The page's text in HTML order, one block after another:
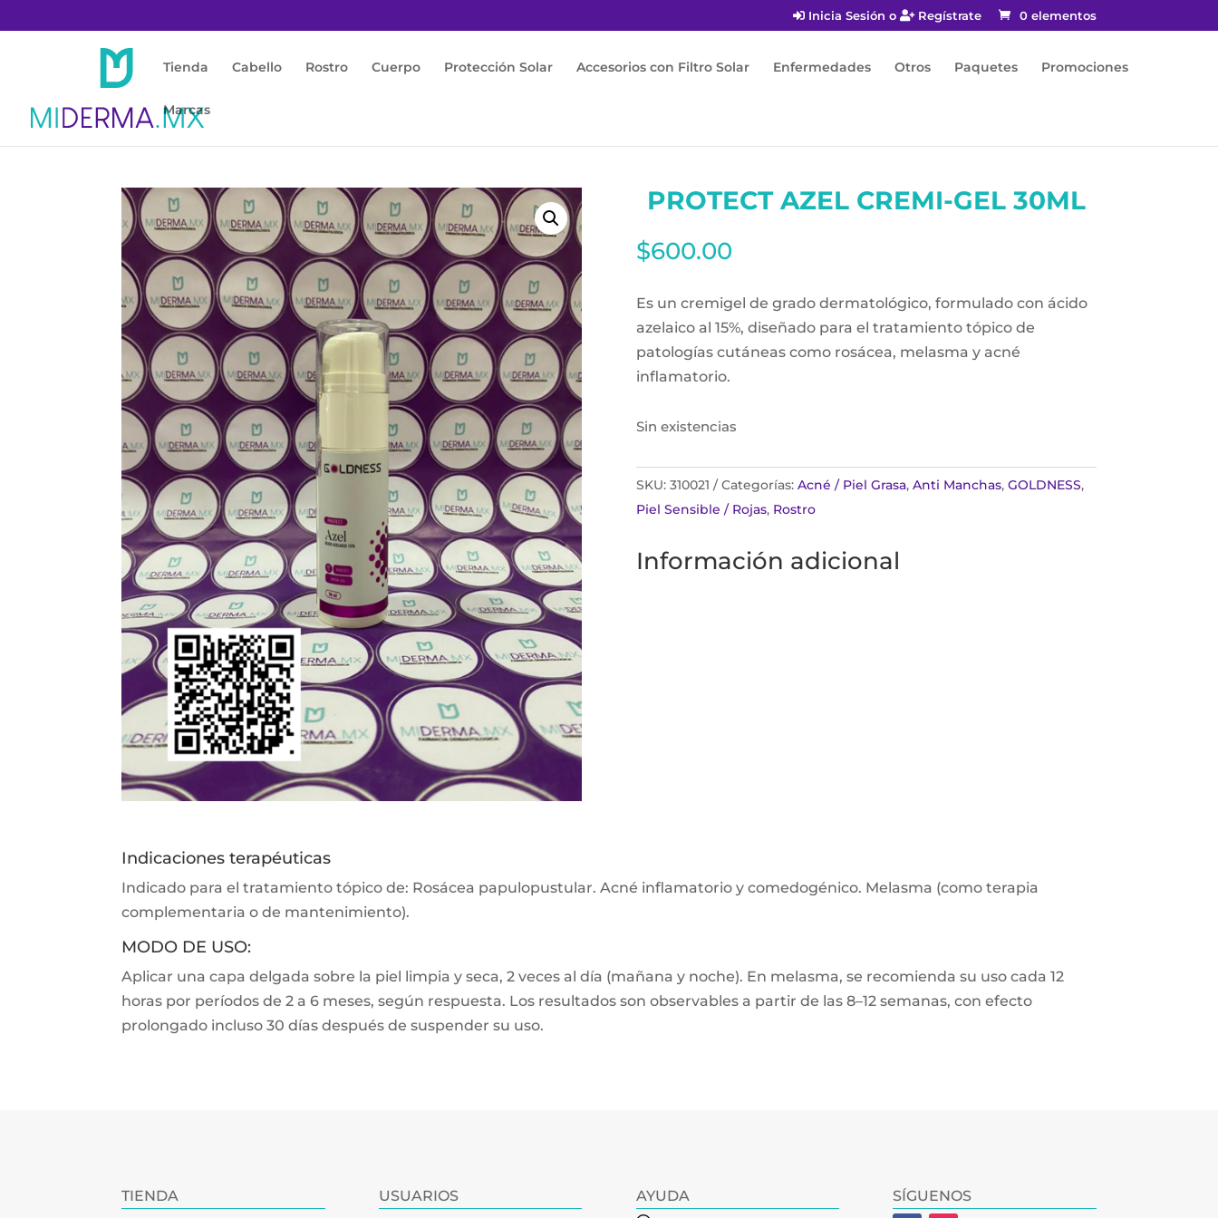
Inicia Sesión o Regístrate 0 elementos
Tienda Cabello Rostro Cuerpo Protección Solar Accesorios con Filtro Solar Enfermedades Otros Paquetes Promociones
Marcas
PROTECT AZEL CREMI-GEL 30ML
$600.00
Es un cremigel de grado dermatológico, formulado con ácido
azelaico al 15%, diseñado para el tratamiento tópico de
patologías cutáneas como rosácea, melasma y acné
inflamatorio.
Sin existencias
SKU: 310021 Categorías: Acné / Piel Grasa, Anti Manchas, GOLDNESS,
Piel Sensible / Rojas, Rostro
Información adicional
Indicaciones terapéuticas
Indicado para el tratamiento tópico de: Rosácea papulopustular. Acné inflamatorio y comedogénico. Melasma (como terapia
complementaria o de mantenimiento).
MODO DE USO:
Aplicar una capa delgada sobre la piel limpia y seca, 2 veces al día (mañana y noche). En melasma, se recomienda su uso cada 12
horas por períodos de 2 a 6 meses, según respuesta. Los resultados son observables a partir de las 8–12 semanas, con efecto
prolongado incluso 30 días después de suspender su uso.
TIENDA USUARIOS AYUDA SÍGUENOS